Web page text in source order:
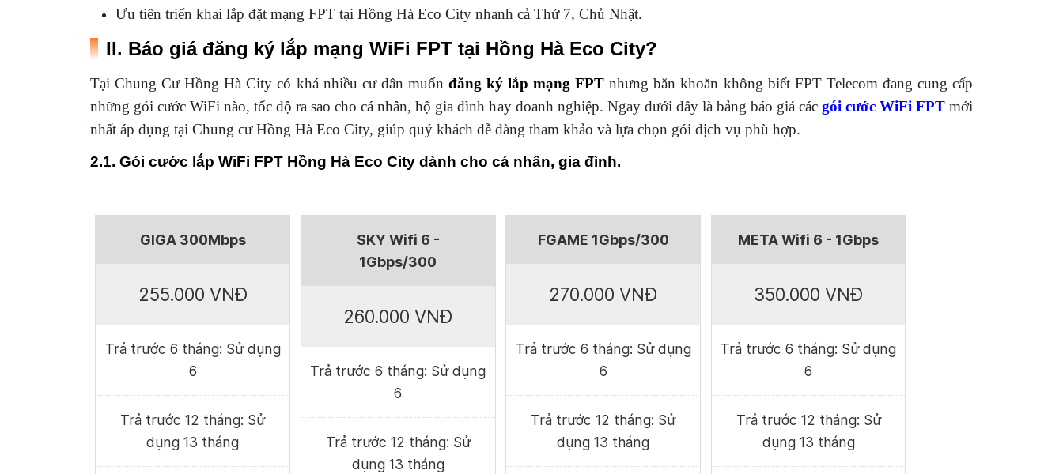
Ưu tiên triển khai lắp đặt mạng FPT tại Hồng Hà Eco City nhanh cả Thứ 7, Chủ Nhật.
II. Báo giá đăng ký lắp mạng WiFi FPT tại Hồng Hà Eco City?
Tại Chung Cư Hồng Hà City có khá nhiều cư dân muốn đăng ký lắp mạng FPT nhưng băn khoăn không biết FPT Telecom đang cung cấp
những gói cước WiFi nào, tốc độ ra sao cho cá nhân, hộ gia đình hay doanh nghiệp. Ngay dưới đây là bảng báo giá các gói cước WiFi FPTmới
nhất áp dụng tại Chung cư Hồng Hà Eco City, giúp quý khách dễ dàng tham khảo và lựa chọn gói dịch vụ phù hợp.
2.1. Gói cước lắp WiFi FPT Hồng Hà Eco City dành cho cá nhân, gia đình.
GIGA 300Mbps
255.000 VNĐ
Trả trước 6 tháng: Sử dụng
6
Trả trước 12 tháng: Sử
dụng 13 tháng
SKY Wifi 6 -
1Gbps/300
260.000 VNĐ
Trả trước 6 tháng: Sử dụng
6
Trả trước 12 tháng: Sử
dụng 13 tháng
FGAME 1Gbps/300
270.000 VNĐ
Trả trước 6 tháng: Sử dụng
6
Trả trước 12 tháng: Sử
dụng 13 tháng
META Wifi 6 - 1Gbps
350.000 VNĐ
Trả trước 6 tháng: Sử dụng
6
Trả trước 12 tháng: Sử
dụng 13 tháng